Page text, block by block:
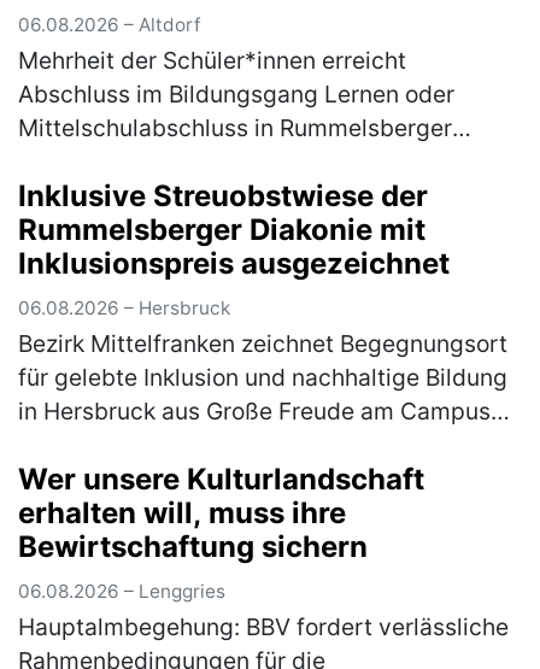
06.08.2026 – Altdorf
Mehrheit der Schüler*innen erreicht
Abschluss im Bildungsgang Lernen oder
Mittelschulabschluss in Rummelsberger
Nächster Schritt auf dem Weg ins
Berufsleben" f…(mehr)
Inklusive Streuobstwiese der
Rummelsberger Diakonie mit
Inklusionspreis ausgezeichnet
06.08.2026 – Hersbruck
Bezirk Mittelfranken zeichnet Begegnungsort
für gelebte Inklusion und nachhaltige Bildung
in Hersbruck aus Große Freude am Campus
des Fachbereichs Autismus d…(mehr)
Wer unsere Kulturlandschaft
erhalten will, muss ihre
Bewirtschaftung sichern
06.08.2026 – Lenggries
Hauptalmbegehung: BBV fordert verlässliche
Rahmenbedingungen für die